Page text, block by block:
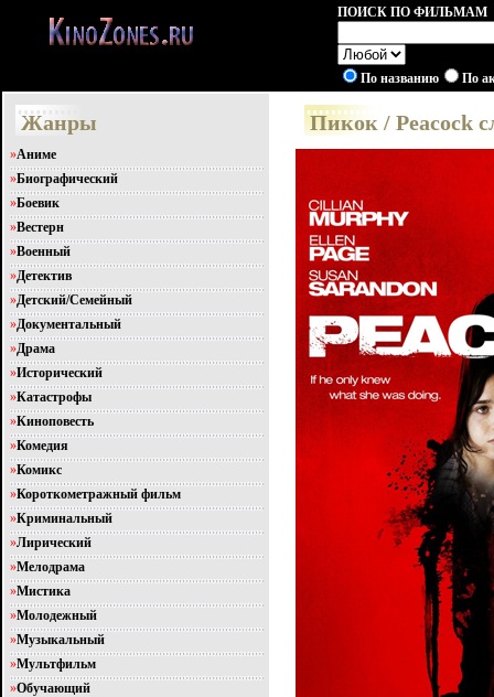
ПОИСК ПО ФИЛЬМАМ
По названию По
Жанры
»Аниме
»Биографический
»Боевик
»Вестерн
»Военный
»Детектив
»Детский/Семейный
»Документальный
»Драма
»Исторический
»Катастрофы
»Киноповесть
»Комедия
»Комикс
»Короткометражный фильм
»Криминальный
»Лирический
»Мелодрама
»Мистика
»Молодежный
»Музыкальный
»Мультфильм
»Обучающий
Пикок / Peacock